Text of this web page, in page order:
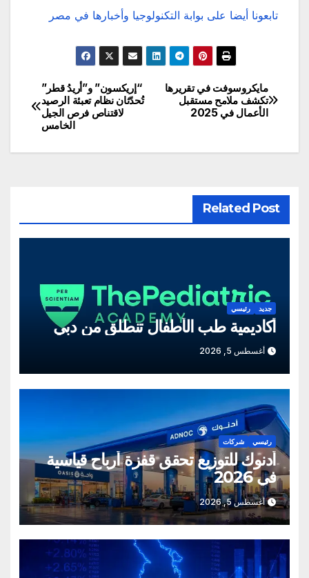
تابعونا أيضا على بوابة التكنولوجيا وأخبارها في مصر
تصفّح
المقالات
“إريكسون” و”أريدُ قطر”
تُحدّثان نظام تعبئة الرصيد
لاقتناص فرص الجيل
الخامس
مايكروسوفت في تقريرها
تكشف ملامح مستقبل
الأعمال في 2025
Related Post
جديد رئيسي
أكاديمية طب الأطفال تنطلق من دبي
أغسطس 5, 2026
رئيسي شركات
أدنوك للتوزيع تحقق قفزة أرباح قياسية
في 2026
أغسطس 5, 2026